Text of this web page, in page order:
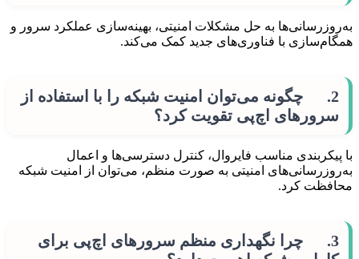
به‌روزرسانی‌ها به حل مشکلات امنیتی، بهینه‌سازی عملکرد سرور و
همگام‌سازی با فناوری‌های جدید کمک می‌کند.
2. چگونه می‌توان امنیت شبکه را با استفاده از
سرورهای اچ‌پی تقویت کرد؟
با پیکربندی مناسب فایروال، کنترل دسترسی‌ها و اعمال
به‌روزرسانی‌های امنیتی به صورت منظم، می‌توان از امنیت شبکه
محافظت کرد.
3. چرا نگهداری منظم سرورهای اچ‌پی برای